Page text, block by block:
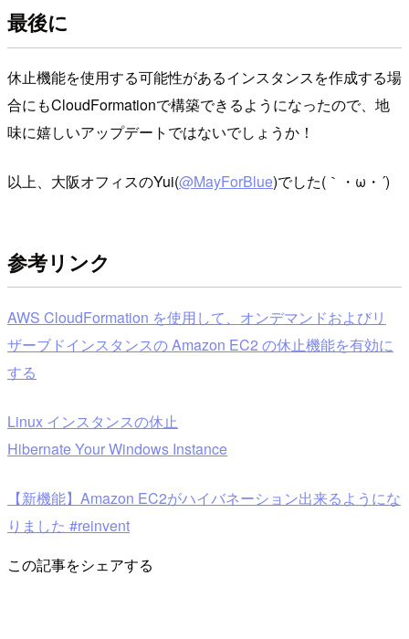
最後に
休止機能を使用する可能性があるインスタンスを作成する場
合にもCloudFormationで構築できるようになったので、地
味に嬉しいアップデートではないでしょうか！
以上、大阪オフィスのYui(@MayForBlue)でした(｀・ω・´)
参考リンク
AWS CloudFormation を使用して、オンデマンドおよびリ
ザーブドインスタンスの Amazon EC2 の休止機能を有効に
する
Linux インスタンスの休止
Hibernate Your Windows Instance
【新機能】Amazon EC2がハイバネーション出来るようにな
りました #reinvent
この記事をシェアする